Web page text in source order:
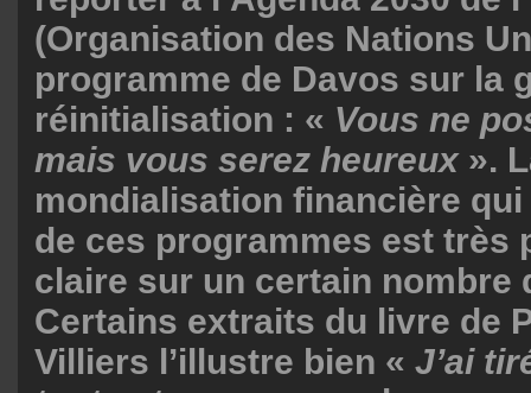
(Organisation des Nations
programme de Davos sur la
réinitialisation : « Vous ne
mais vous serez heureux».
mondialisation financière qui
de ces programmes est très
claire sur un certain nombre
Certains extraits du livre de
Villiers l’illustre bien « J’ai